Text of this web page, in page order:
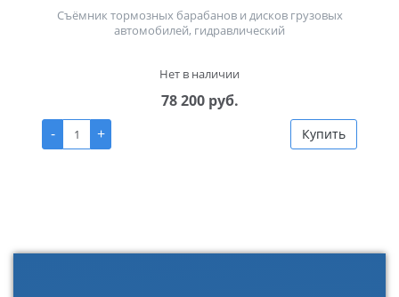
Съёмник тормозных барабанов и дисков грузовых
автомобилей, гидравлический
Нет в наличии
78 200 руб.
-
+ Купить